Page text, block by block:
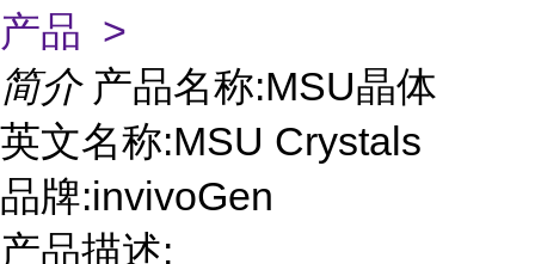
产品 >
简介 产品名称:MSU晶体
英文名称:MSU Crystals
品牌:invivoGen
产品描述: